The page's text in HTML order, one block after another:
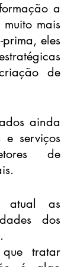
a
mais
eles
de
ainda
serviços
de
atual as
dos
tratar